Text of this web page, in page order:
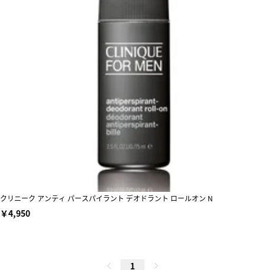
クリニーク アンティ パースパイラント デオドラント ロールオン N
￥4,950
1